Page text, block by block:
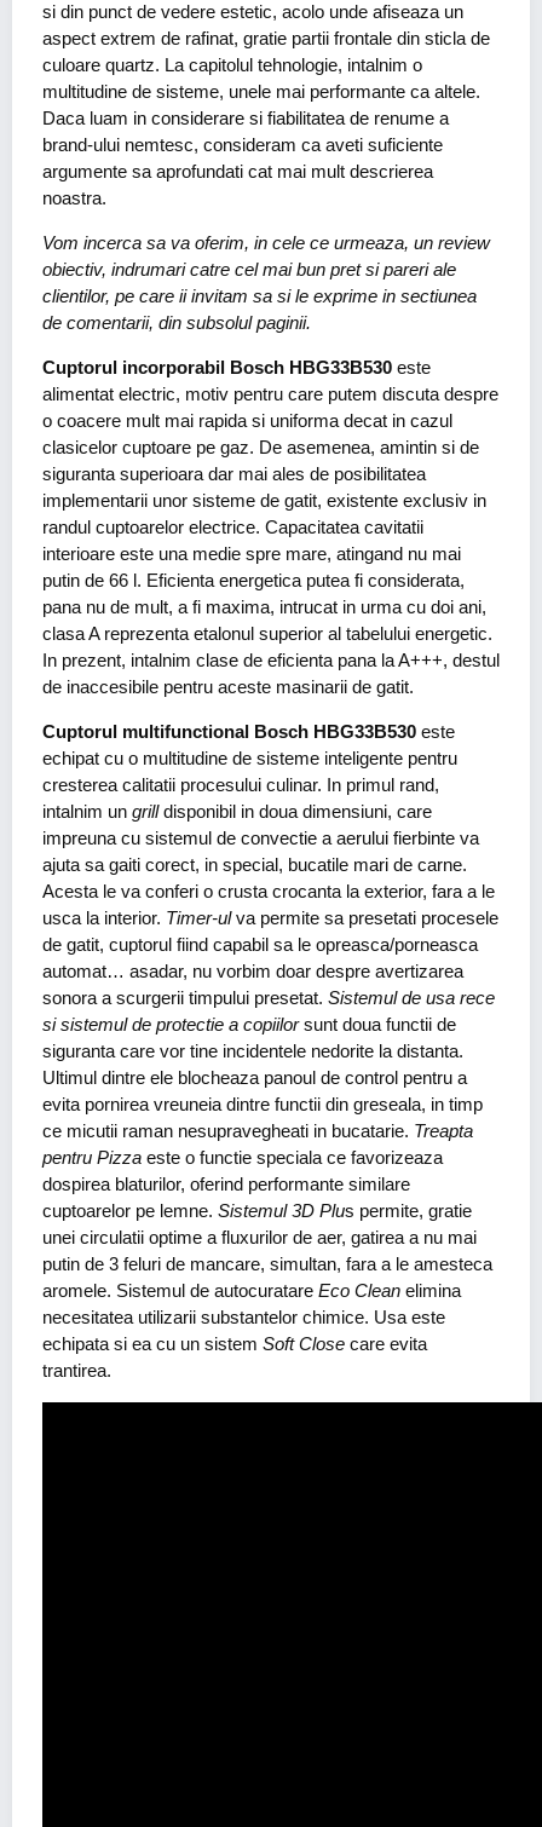
si din punct de vedere estetic, acolo unde afiseaza un
aspect extrem de rafinat, gratie partii frontale din sticla de
culoare quartz. La capitolul tehnologie, intalnim o
multitudine de sisteme, unele mai performante ca altele.
Daca luam in considerare si fiabilitatea de renume a
brand-ului nemtesc, consideram ca aveti suficiente
argumente sa aprofundati cat mai mult descrierea
noastra.
Vom incerca sa va oferim, in cele ce urmeaza, un review
obiectiv, indrumari catre cel mai bun pret si pareri ale
clientilor, pe care ii invitam sa si le exprime in sectiunea
de comentarii, din subsolul paginii.
Cuptorul incorporabil Bosch HBG33B530 este
alimentat electric, motiv pentru care putem discuta despre
o coacere mult mai rapida si uniforma decat in cazul
clasicelor cuptoare pe gaz. De asemenea, amintin si de
siguranta superioara dar mai ales de posibilitatea
implementarii unor sisteme de gatit, existente exclusiv in
randul cuptoarelor electrice. Capacitatea cavitatii
interioare este una medie spre mare, atingand nu mai
putin de 66 l. Eficienta energetica putea fi considerata,
pana nu de mult, a fi maxima, intrucat in urma cu doi ani,
clasa A reprezenta etalonul superior al tabelului energetic.
In prezent, intalnim clase de eficienta pana la A+++, destul
de inaccesibile pentru aceste masinarii de gatit.
Cuptorul multifunctional Bosch HBG33B530 este
echipat cu o multitudine de sisteme inteligente pentru
cresterea calitatii procesului culinar. In primul rand,
intalnim un grilldisponibil in doua dimensiuni, care
impreuna cu sistemul de convectie a aerului fierbinte va
ajuta sa gaiti corect, in special, bucatile mari de carne.
Acesta le va conferi o crusta crocanta la exterior, fara a le
usca la interior. Timer-ulva permite sa presetati procesele
de gatit, cuptorul fiind capabil sa le opreasca/porneasca
automat… asadar, nu vorbim doar despre avertizarea
sonora a scurgerii timpului presetat. Sistemul de usa rece
si sistemul de protectie a copiilorsunt doua functii de
siguranta care vor tine incidentele nedorite la distanta.
Ultimul dintre ele blocheaza panoul de control pentru a
evita pornirea vreuneia dintre functii din greseala, in timp
ce micutii raman nesupravegheati in bucatarie. Treapta
pentru Pizza este o functie speciala ce favorizeaza
dospirea blaturilor, oferind performante similare
cuptoarelor pe lemne. Sistemul 3D Plus permite, gratie
unei circulatii optime a fluxurilor de aer, gatirea a nu mai
putin de 3 feluri de mancare, simultan, fara a le amesteca
aromele. Sistemul de autocuratare Eco Clean elimina
necesitatea utilizarii substantelor chimice. Usa este
echipata si ea cu un sistem Soft Close care evita
trantirea.